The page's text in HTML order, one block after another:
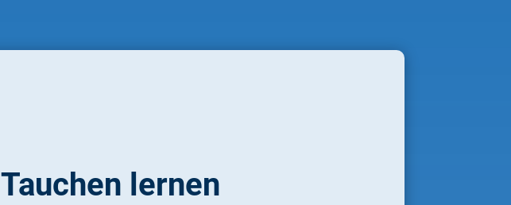
Tauchen lernen